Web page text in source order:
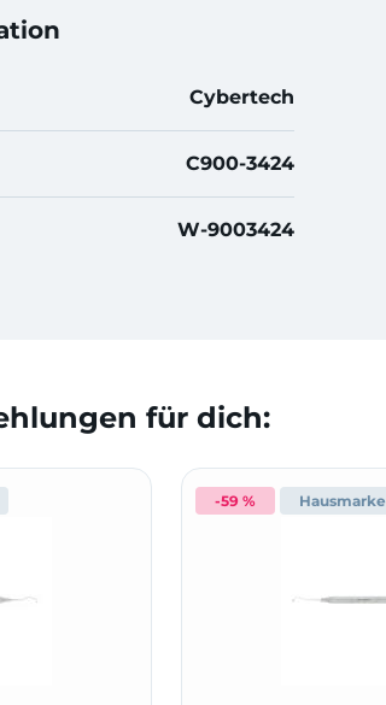
Cybertech
C900-3424
W-9003424
für dich:
-59 % Hausmarke